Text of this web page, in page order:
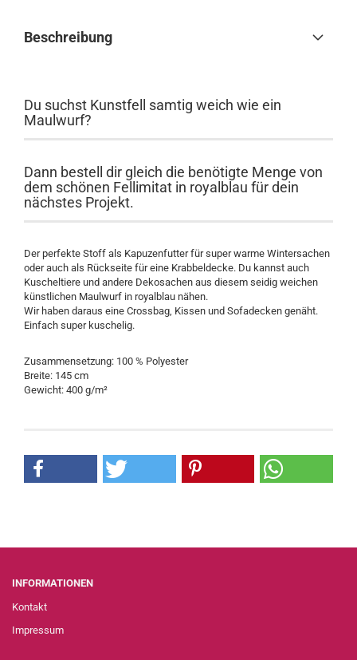
Beschreibung
Du suchst Kunstfell samtig weich wie ein
Maulwurf?
Dann bestell dir gleich die benötigte Menge von
dem schönen Fellimitat in royalblau für dein
nächstes Projekt.
Der perfekte Stoff als Kapuzenfutter für super warme Wintersachen
oder auch als Rückseite für eine Krabbeldecke. Du kannst auch
Kuscheltiere und andere Dekosachen aus diesem seidig weichen
künstlichen Maulwurf in royalblau nähen.
Wir haben daraus eine Crossbag, Kissen und Sofadecken genäht.
Einfach super kuschelig.
Zusammensetzung: 100 % Polyester
Breite: 145 cm
Gewicht: 400 g/m²
INFORMATIONEN
Kontakt
Impressum